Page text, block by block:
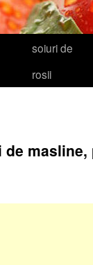
soiuri de
rosii